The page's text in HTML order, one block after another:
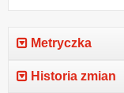
Metryczka
Historia zmian